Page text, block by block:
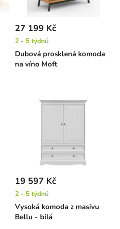
Dubová prosklená komoda
na víno Moft
27 199 Kč
2 - 5 týdnů
Vysoká komoda z masivu
Bellu - bílá
19 597 Kč
2 - 5 týdnů